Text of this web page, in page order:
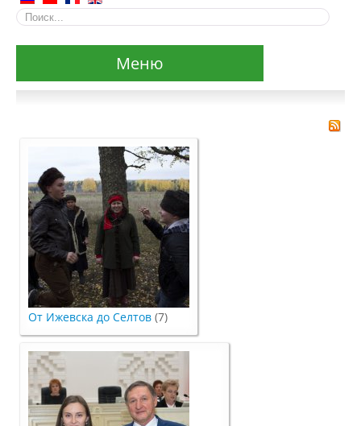
Меню
Структура и органы управления
образовательной организацией
Документы
Образовательные стандарты и
требования
Образование
От Ижевска до Селтов (7)